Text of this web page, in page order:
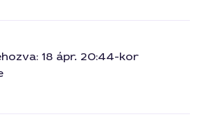
18 ápr. 20:44-kor